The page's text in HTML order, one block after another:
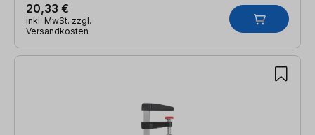
20,33 €
inkl. MwSt. zzgl.
Versandkosten